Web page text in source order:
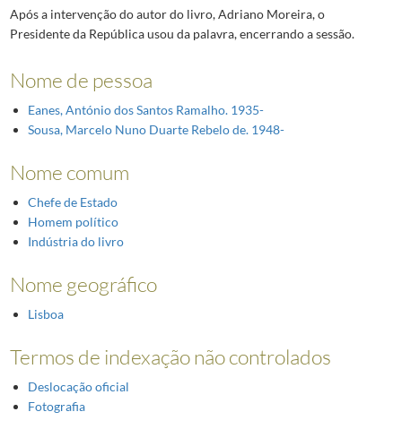
Após a intervenção do autor do livro, Adriano Moreira, o
Presidente da República usou da palavra, encerrando a sessão.
Nome de pessoa
Eanes, António dos Santos Ramalho. 1935-
Sousa, Marcelo Nuno Duarte Rebelo de. 1948-
Nome comum
Chefe de Estado
Homem político
Indústria do livro
Nome geográfico
Lisboa
Termos de indexação não controlados
Deslocação oficial
Fotografia